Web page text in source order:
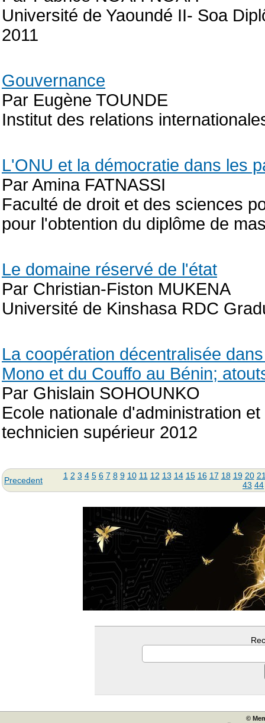
Université de Yaoundé II- Soa
2011
Gouvernance
Par Eugène TOUNDE
Institut des relations
L'ONU et la démocratie dans les
Par Amina FATNASSI
Faculté de droit et des sciences
pour l'obtention du diplôme de
Le domaine réservé de l'état
Par Christian-Fiston MUKENA
Université de Kinshasa RDC
La coopération décentralisée
Mono et du Couffo au Bénin;
Par Ghislain SOHOUNKO
Ecole nationale d'administration
technicien supérieur 2012
Precedent 1 2 3 4 5 6 7 8 9 10 11 12 13 14 15 16 17 18 19 20
43 44
©